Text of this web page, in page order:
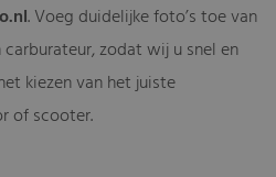
. Voeg duidelijke foto’s toe van
zodat wij u snel en
kiezen van het juiste
of scooter.